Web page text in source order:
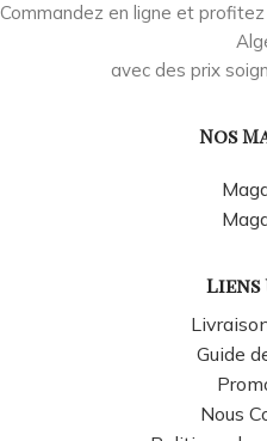
Commandez en ligne et
avec des prix
Nos
Guide
Nous